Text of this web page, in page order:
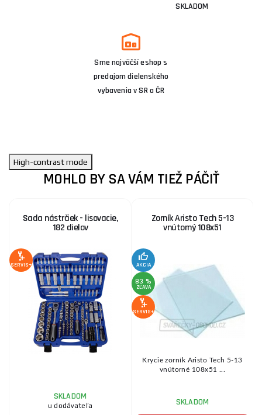
SKLADOM
Sme najväčší eshop s
predajom dielenského
vybavenia v SR a ČR
High-contrast mode
MOHLO BY SA VÁM TIEŽ PÁČIŤ
Sada nástrčiek - lisovacie,
182 dielov
SERVIS+
SKLADOM
u dodávateľa
Zorník Aristo Tech 5-13
vnútorný 108x51
AKCIA
83 %
ZĽAVA
SERVIS+
Krycie zorník Aristo Tech 5-13
vnútorné 108x51 ...
SKLADOM